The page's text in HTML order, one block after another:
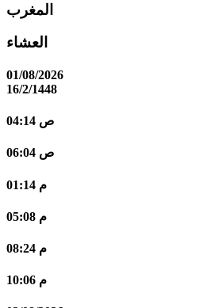
المغرب
العشاء
01/08/2026
16/2/1448
04:14 ص
06:04 ص
01:14 م
05:08 م
08:24 م
10:06 م